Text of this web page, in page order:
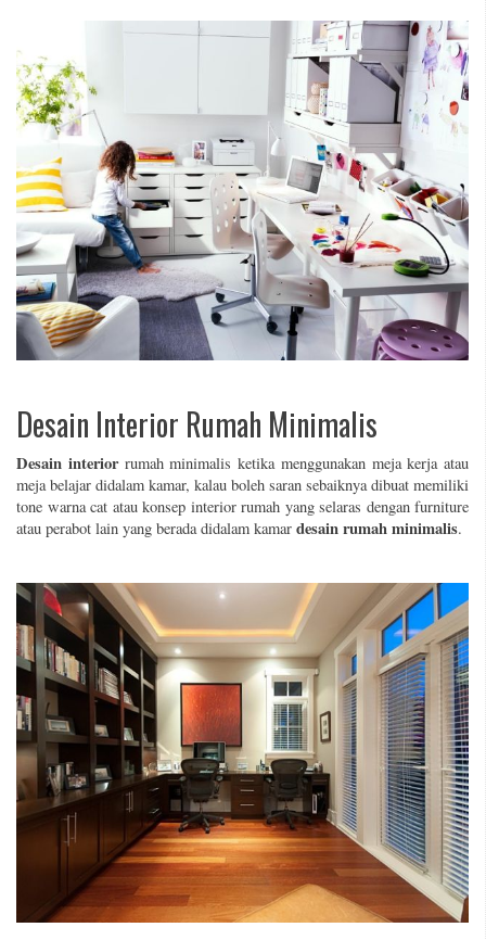
Desain Interior Rumah Minimalis
Desain interior rumah minimalis ketika menggunakan meja kerja atau
meja belajar didalam kamar, kalau boleh saran sebaiknya dibuat memiliki
tone warna cat atau konsep interior rumah yang selaras dengan furniture
atau perabot lain yang berada didalam kamar desain rumah minimalis.